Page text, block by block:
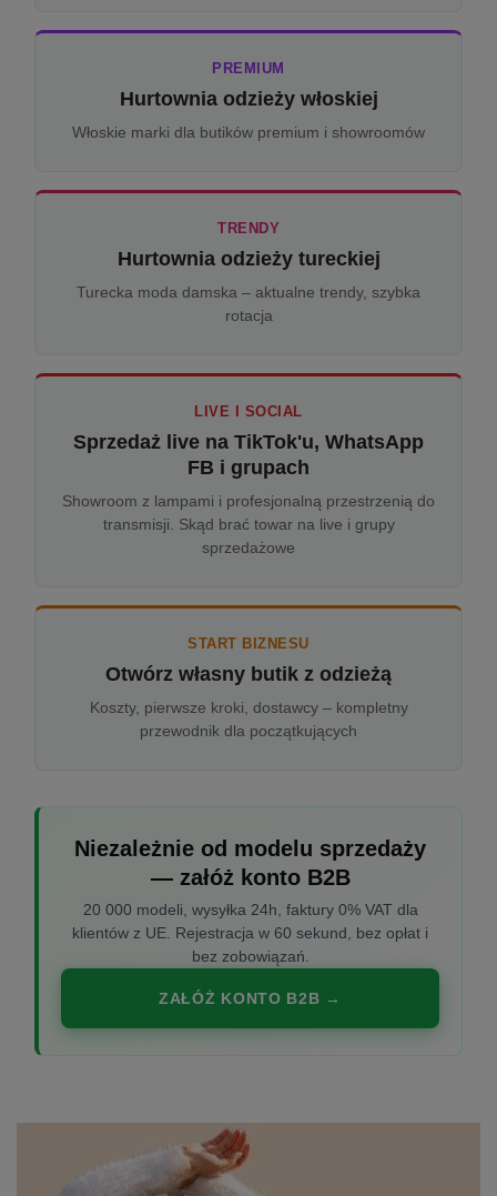
PREMIUM
Hurtownia odzieży włoskiej
Włoskie marki dla butików premium i showroomów
TRENDY
Hurtownia odzieży tureckiej
Turecka moda damska – aktualne trendy, szybka
rotacja
LIVE I SOCIAL
Sprzedaż live na TikTok'u, WhatsApp
FB i grupach
Showroom z lampami i profesjonalną przestrzenią do
transmisji. Skąd brać towar na live i grupy
sprzedażowe
START BIZNESU
Otwórz własny butik z odzieżą
Koszty, pierwsze kroki, dostawcy – kompletny
przewodnik dla początkujących
Niezależnie od modelu sprzedaży
— załóż konto B2B
20 000 modeli, wysyłka 24h, faktury 0% VAT dla
klientów z UE. Rejestracja w 60 sekund, bez opłat i
bez zobowiązań.
ZAŁÓŻ KONTO B2B →